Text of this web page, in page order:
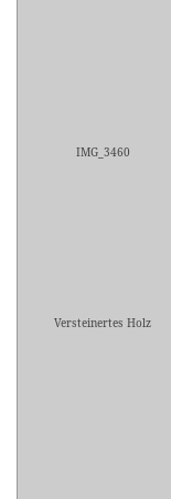
IMG_3460
Versteinertes Holz